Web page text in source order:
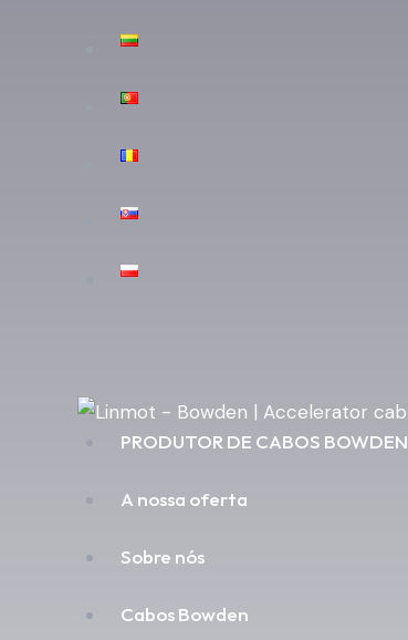
PRODUTOR DE CABOS BOWDEN
A nossa oferta
Sobre nós
Cabos Bowden